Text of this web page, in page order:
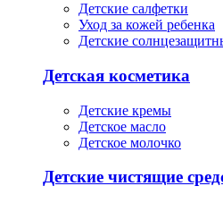
Детские салфетки
Уход за кожей ребенка
Детские
Детская косметика
Детские кремы
Детское масло
Детское молочко
Детские чистящие